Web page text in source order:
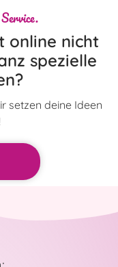
online nicht
spezielle
setzen deine Ideen